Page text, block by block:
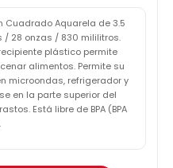
Cuadrado Aquarela de 3.5
/ 28 onzas / 830 mililitros.
plástico permite
alimentos. Permite su
microondas, refrigerador y
en la parte superior del
Está libre de BPA (BPA